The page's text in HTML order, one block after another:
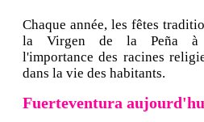
Chaque année, les fêtes
la Virgen de la Peña à
l'importance des racines
dans la vie des habitants.
Fuerteventura